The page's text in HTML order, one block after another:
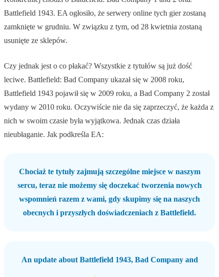
Battlefield 1943. EA ogłosiło, że serwery online tych gier zostaną
zamknięte w grudniu. W związku z tym, od 28 kwietnia zostaną
usunięte ze sklepów.
Czy jednak jest o co płakać? Wszystkie z tytułów są już dość
leciwe. Battlefield: Bad Company ukazał się w 2008 roku,
Battlefield 1943 pojawił się w 2009 roku, a Bad Company 2 został
wydany w 2010 roku. Oczywiście nie da się zaprzeczyć, że każda z
nich w swoim czasie była wyjątkowa. Jednak czas działa
nieubłaganie. Jak podkreśla EA:
Chociaż te tytuły zajmują szczególne miejsce w naszym
sercu, teraz nie możemy się doczekać tworzenia nowych
wspomnień razem z wami, gdy skupimy się na naszych
obecnych i przyszłych doświadczeniach z Battlefield.
An update about Battlefield 1943, Bad Company and